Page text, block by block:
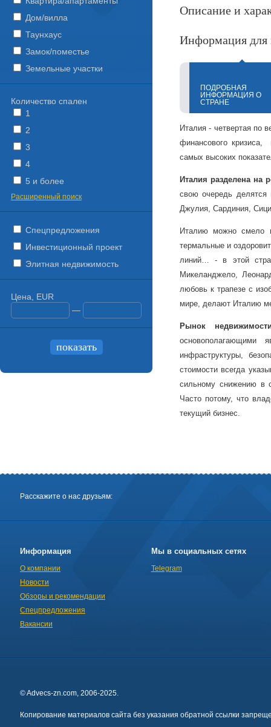
Описание и
Информация для
ПОДРОБНАЯ
ИНФОРМАЦИЯ О
СТРАНЕ
Италия - четвертая по
финансового
самых высоких
Италия разделена на
свою очередь делятся
Джулия, Сардиния,
Италию можно смело
термальные и
линий… - в этой
Микеланджело,
любовь к трапезе с
мире, делают Италию
Рынок
основополагающими
инфраструктуры,
стоимости всегда
сильному снижению в
Часто потому, что
текущий бизнес.
Дом/вилла
Таунхаус
Замок/поместье
Земельные участки
Количество спален
1
2
3
4
5 и более
Расширенный поиск
Спецпредложения
Инвестиционный проект
Элитная недвижимость
Цена, EUR
—
Расскажите о нас друзьям:
Информация
О компании
Новости
Обзоры и рекомендации
Спецпредложения
Вакансии
Мы в социальных сетях
Telegram
© Advecs-zn.com, 2006-2025.
Копирование материалов сайта без указания обратной ссылки